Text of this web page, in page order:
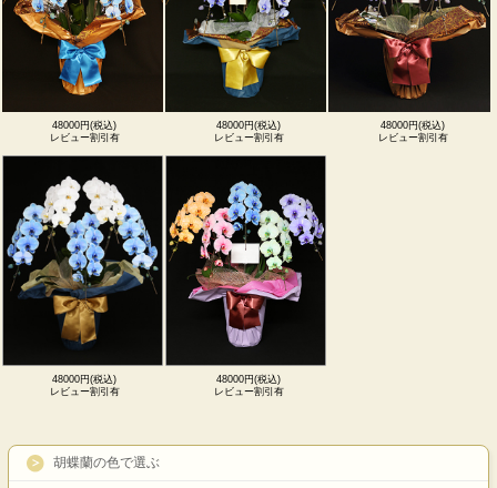
48000円(税込)
レビュー割引有
48000円(税込)
レビュー割引有
48000円(税込)
レビュー割引有
48000円(税込)
レビュー割引有
48000円(税込)
レビュー割引有
胡蝶蘭の色で選ぶ